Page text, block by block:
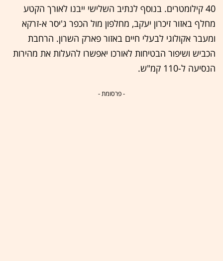
40 קילומטרים. בנוסף לנתיב השלישי ייבנו לאורך הקטע
מחלף באזור זיכרון יעקב, מחלפון מול הכפר ג'יסר א-זרקא
ומעבר אקולוגי לבעלי חיים באזור פארק השרון. הרחבת
הכביש ושיפור הבטיחות לאורכו יאפשרו להעלות את מהירות
הנסיעה ל-110 קמ"ש.
- פרסומת -